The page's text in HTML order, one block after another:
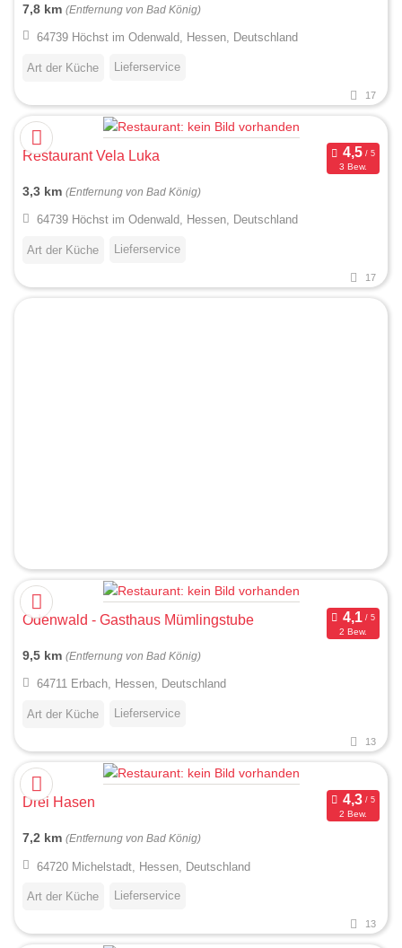
7,8 km (Entfernung von Bad König)
64739 Höchst im Odenwald, Hessen, Deutschland
Art der Küche Lieferservice
17
Restaurant Vela Luka
3 Bew.
3,3 km (Entfernung von Bad König)
64739 Höchst im Odenwald, Hessen, Deutschland
Art der Küche Lieferservice
17
Odenwald - Gasthaus Mümlingstube
2 Bew.
9,5 km (Entfernung von Bad König)
64711 Erbach, Hessen, Deutschland
Art der Küche Lieferservice
13
Drei Hasen
2 Bew.
7,2 km (Entfernung von Bad König)
64720 Michelstadt, Hessen, Deutschland
Art der Küche Lieferservice
13